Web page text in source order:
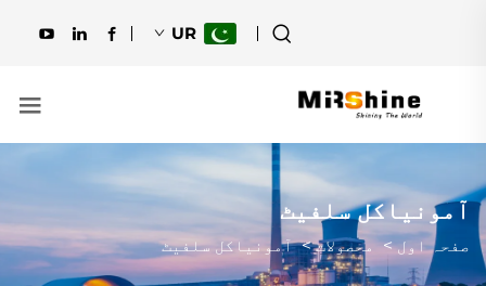
UR
آمونیاکل سلفیٹ
صفحہ اول>محصولات>آمونیاکل سلفیٹ